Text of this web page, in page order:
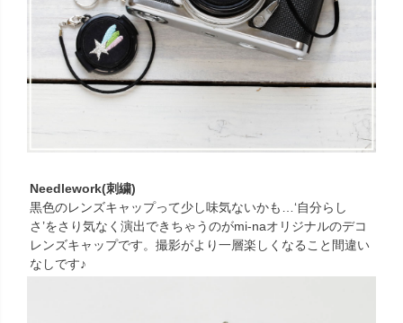
Needlework(刺繍)
黒色のレンズキャップって少し味気ないかも…‘自分らし
さ’をさり気なく演出できちゃうのがmi-naオリジナルのデコ
レンズキャップです。撮影がより一層楽しくなること間違い
なしです♪